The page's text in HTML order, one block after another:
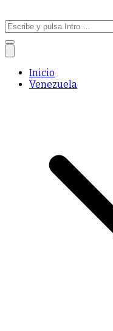
Buscar:
Inicio
Venezuela